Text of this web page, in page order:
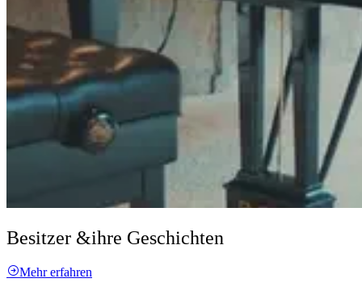
Besitzer &ihre Geschichten
Mehr erfahren